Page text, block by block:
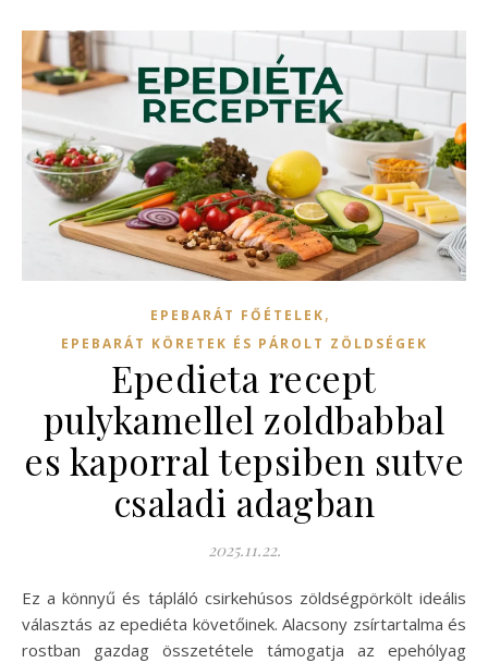
EPEBARÁT FŐÉTELEK,
EPEBARÁT KÖRETEK ÉS PÁROLT ZÖLDSÉGEK
Epedieta recept
pulykamellel zoldbabbal
es kaporral tepsiben sutve
csaladi adagban
2025.11.22.
Ez a könnyű és tápláló csirkehúsos zöldségpörkölt ideális
választás az epediéta követőinek. Alacsony zsírtartalma és
rostban gazdag összetétele támogatja az epehólyag